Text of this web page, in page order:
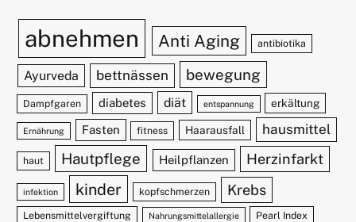
abnehmen Anti Aging antibiotika
Ayurveda bettnässen bewegung
Dampfgaren diabetes diät entspannung erkältung
Ernährung Fasten fitness Haarausfall hausmittel
haut Hautpflege Heilpflanzen Herzinfarkt
infektion kinder kopfschmerzen Krebs
Lebensmittelvergiftung Nahrungsmittelallergie Pearl Index